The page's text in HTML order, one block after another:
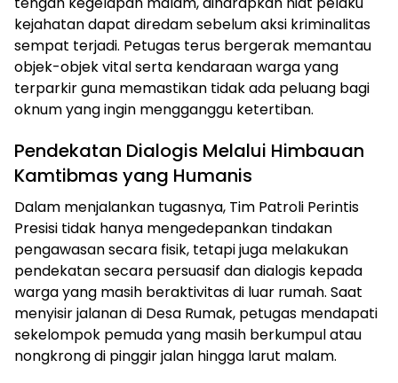
kejahatan dapat diredam sebelum aksi kriminalitas
sempat terjadi. Petugas terus bergerak memantau
objek-objek vital serta kendaraan warga yang
terparkir guna memastikan tidak ada peluang bagi
oknum yang ingin mengganggu ketertiban.
Pendekatan Dialogis Melalui Himbauan
Kamtibmas yang Humanis
Dalam menjalankan tugasnya, Tim Patroli Perintis
Presisi tidak hanya mengedepankan tindakan
pengawasan secara fisik, tetapi juga melakukan
pendekatan secara persuasif dan dialogis kepada
warga yang masih beraktivitas di luar rumah. Saat
menyisir jalanan di Desa Rumak, petugas mendapati
sekelompok pemuda yang masih berkumpul atau
nongkrong di pinggir jalan hingga larut malam.